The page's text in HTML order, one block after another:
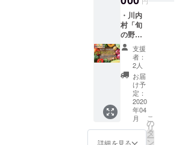
でで
す。 ※
災害等
により
営業不
可能と
なった
場合の
払い戻
しは致
しませ
ん。 ※
リター
お選び
いただ
けま
す。備
考欄に
記載く
ださ
い。 ※
指定住
所へお
送りし
ます
（送料
ンクス
レター
をお送
りしま
す。 ※
会場は
中田
シェフ
の営む
フラン
ス料理
店「な
か田」
となり
ます。
カーを
走らせ
ます！
プラ
ス、オ
リジナ
ルス
テッ
カー、
心を込
めたサ
ンクス
レター
をお送
りしま
・川内
村「旬
の野菜
便」春
夏秋冬4
回セッ
ト ・
Kokage
Kitchen
商品券
20000
円分 ・
オリジ
ナルス
支援
者：
2人
お届
け予
定：
2020
年04
月
詳細を見る
こ
の
リ
タ
ー
ン